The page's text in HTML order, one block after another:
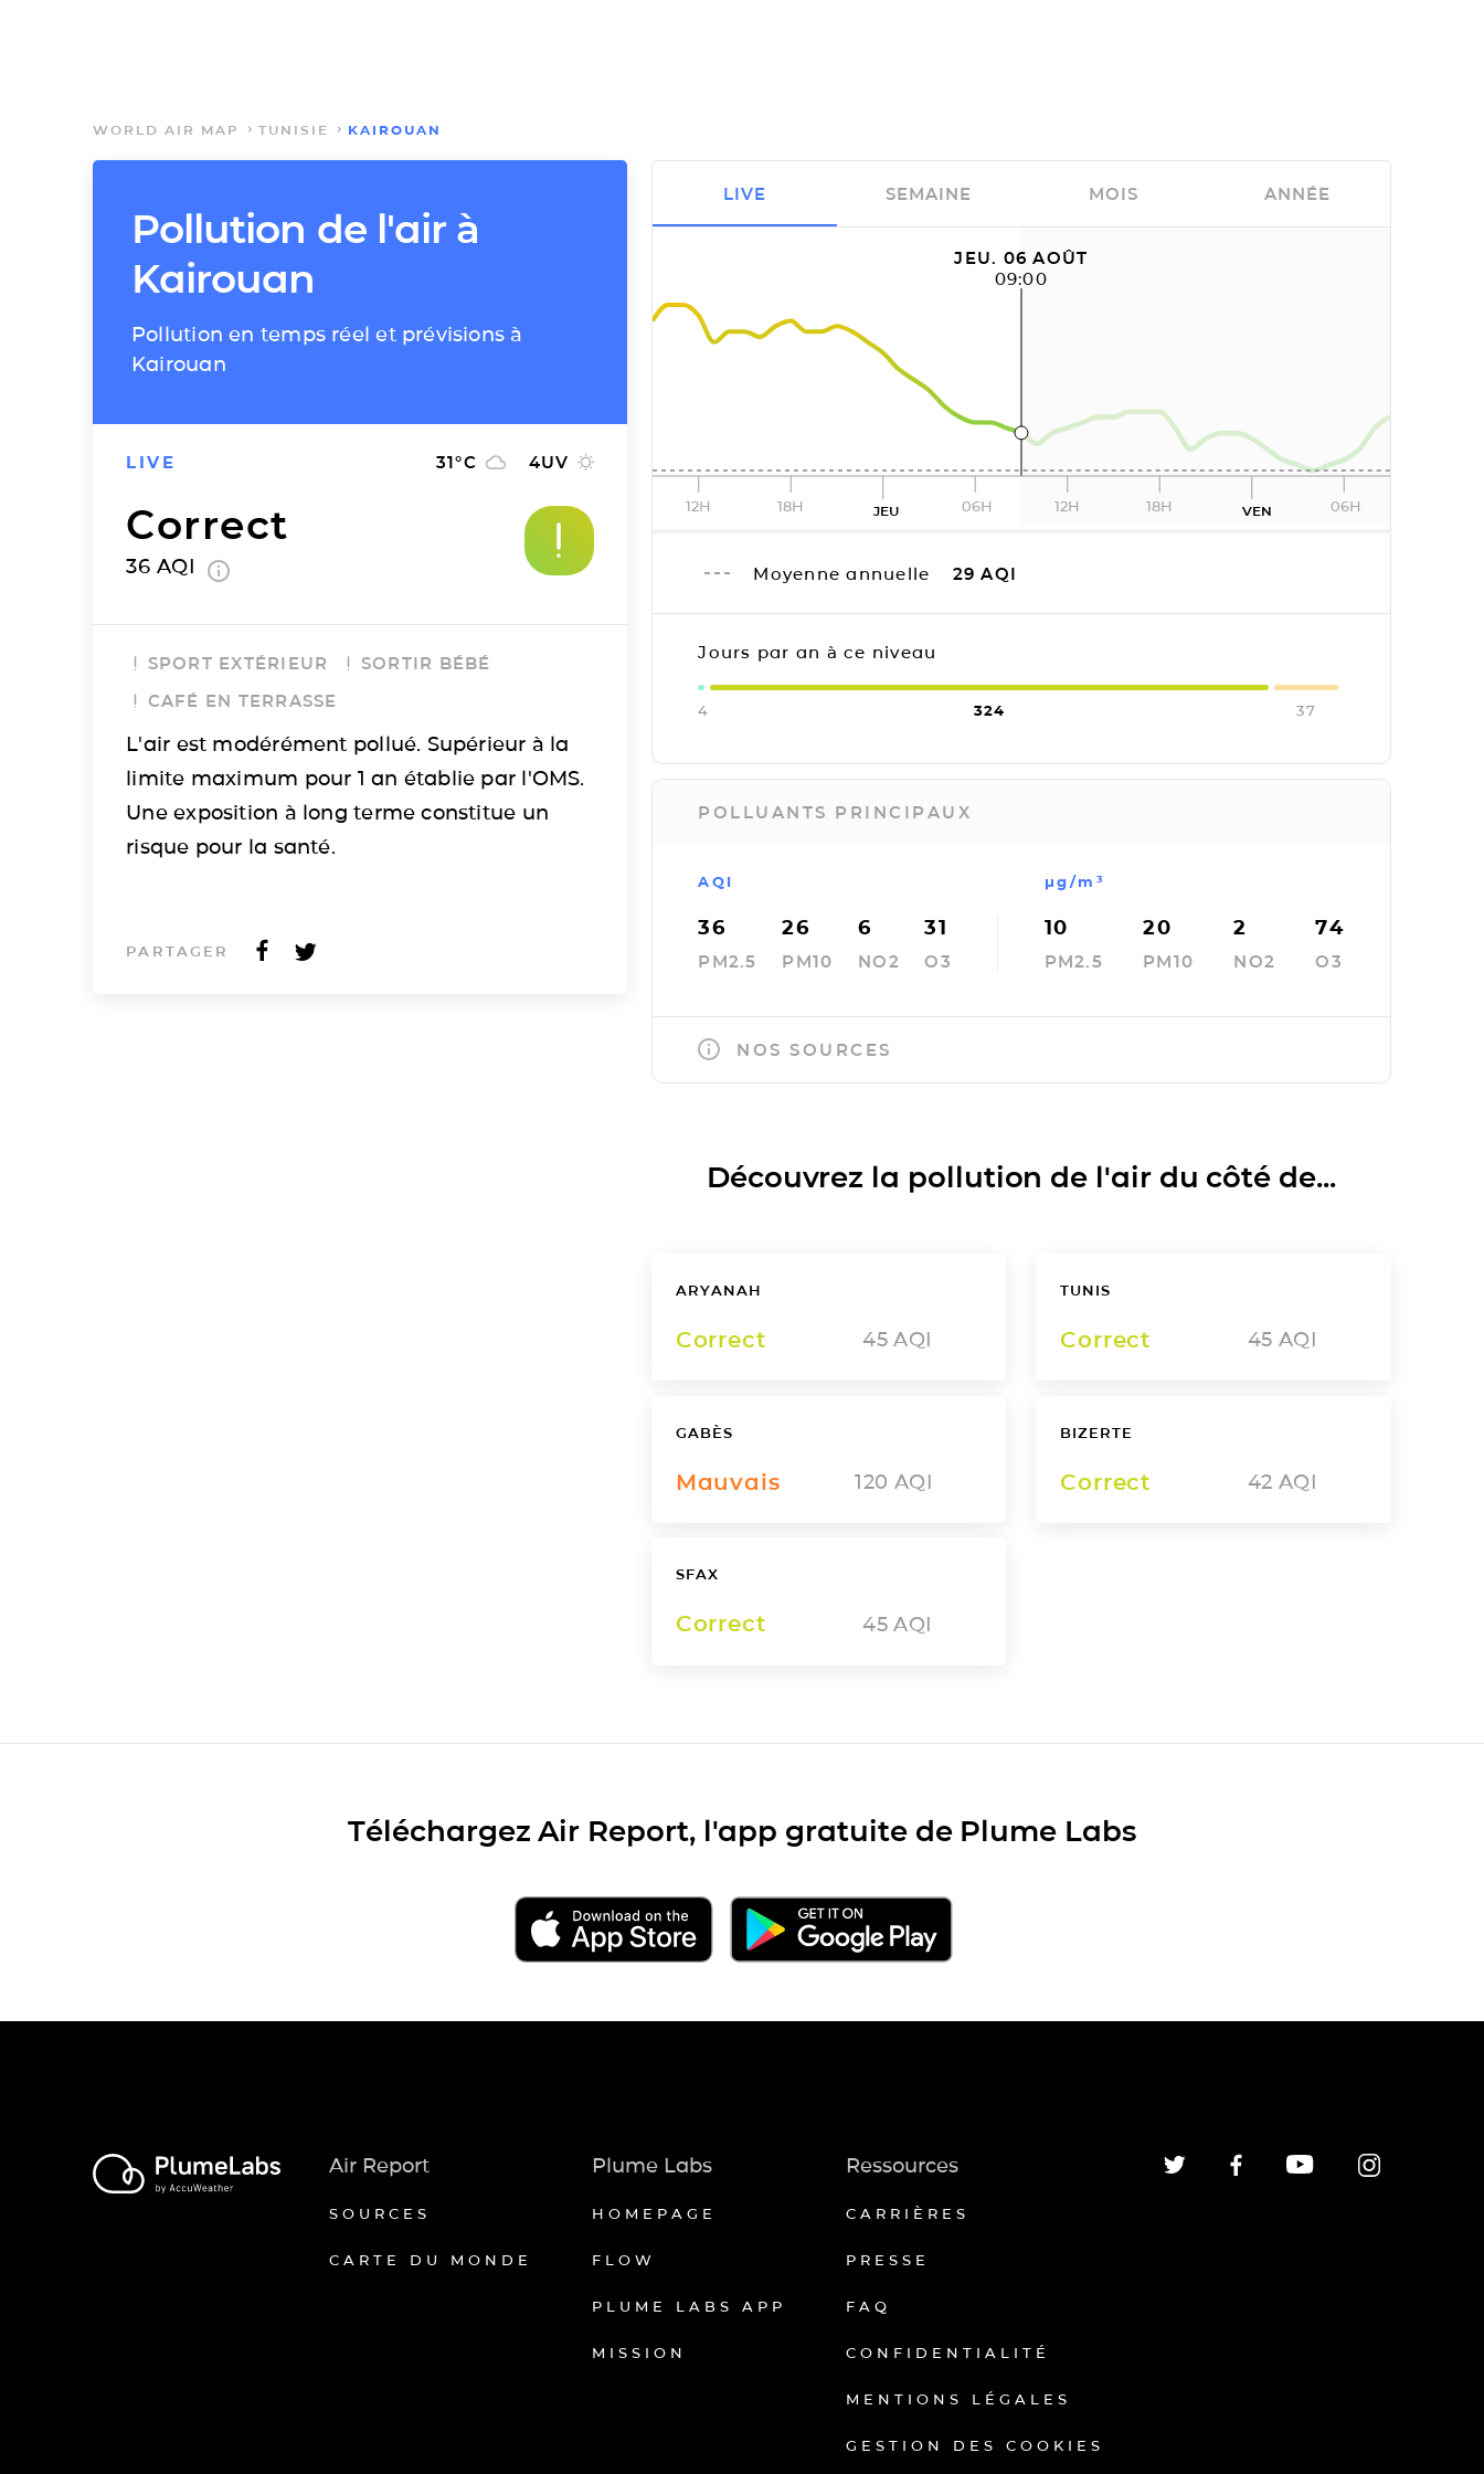
WORLD AIR MAP TUNISIE KAIROUAN
Pollution de l'air à
Kairouan
Pollution en temps réel et prévisions à
Kairouan
LIVE 31°C 4UV
Correct
36 AQI
SPORT EXTÉRIEUR
SORTIR BÉBÉ
CAFÉ EN TERRASSE
L'air est modérément pollué. Supérieur à la
limite maximum pour 1 an établie par l'OMS.
Une exposition à long terme constitue un
risque pour la santé.
PARTAGER
JEU. 06 AOÛT
09:00
12H 18H JEU 06H 12H 18H VEN 06H
Moyenne annuelle 29 AQI
Jours par an à ce niveau
4 324 37
POLLUANTS PRINCIPAUX
AQI
36
PM2.5
26
PM10
6
NO2
31
O3
µg/m³
10
PM2.5
20
PM10
2
NO2
74
O3
NOS SOURCES
LIVE SEMAINE MOIS ANNÉE
Découvrez la pollution de l'air du côté de...
ARYANAH
Correct 45 AQI
TUNIS
Correct 45 AQI
GABÈS
Mauvais 120 AQI
BIZERTE
Correct 42 AQI
SFAX
Correct 45 AQI
Téléchargez Air Report, l'app gratuite de Plume Labs
Air Report
SOURCES
CARTE DU MONDE
Plume Labs
HOMEPAGE
FLOW
PLUME LABS APP
MISSION
Ressources
CARRIÈRES
PRESSE
FAQ
CONFIDENTIALITÉ
MENTIONS LÉGALES
GESTION DES COOKIES